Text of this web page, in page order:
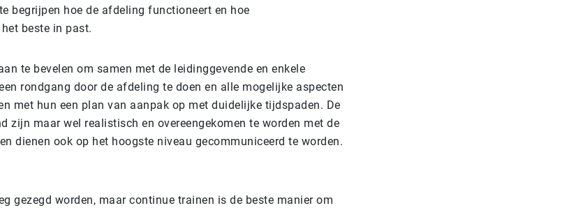
begrijpen hoe de afdeling functioneert en hoe
beste in past.
te bevelen om samen met de leidinggevende en enkele
rondgang door de afdeling te doen en alle mogelijke aspecten
met hun een plan van aanpak op met duidelijke tijdspaden. De
zijn maar wel realistisch en overeengekomen te worden met de
dienen ook op het hoogste niveau gecommuniceerd te worden.
gezegd worden, maar continue trainen is de beste manier om